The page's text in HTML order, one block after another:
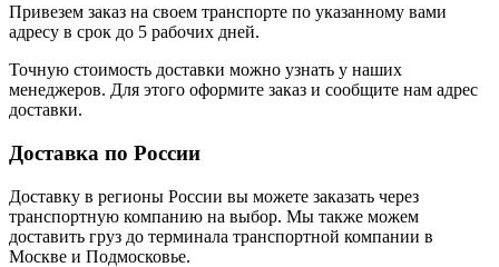
Привезем заказ на своем транспорте по указанному вами
адресу в срок до 5 рабочих дней.
Точную стоимость доставки можно узнать у наших
менеджеров. Для этого оформите заказ и сообщите нам адрес
доставки.
Доставка по России
Доставку в регионы России вы можете заказать через
транспортную компанию на выбор. Мы также можем
доставить груз до терминала транспортной компании в
Москве и Подмосковье.